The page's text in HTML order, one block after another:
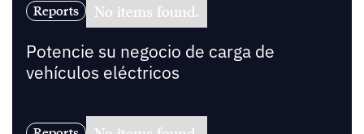
Reports No items found.
Potencie su negocio de carga de
vehículos eléctricos